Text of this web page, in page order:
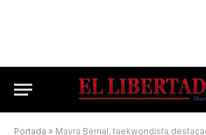
Portada » Mayra Bernal, taekwondista